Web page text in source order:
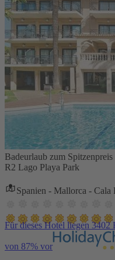
Badeurlaub zum Spitzenpreis
R2 Lago Playa Park
Spanien - Mallorca - Cala
Für dieses Hotel liegen
von 87% vor